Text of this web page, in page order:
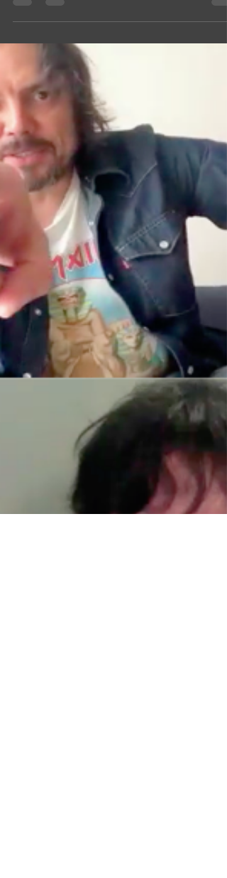
musical, audiovisual,
editorial y escénica en el
marco de Encuentro
Multiversos-NGM
En términos llanos al tugurio se le conoce
como una vivienda pobre que bien puede
ser una casa, habitación o cuarto pequeño,
sucio, viejo y en malas condiciones. Del
mismo modo se le llega a definir siendo un
establecimiento con mala reputación,
generalmente un establecimiento
bar o antro descuidado, obscuro o
peligroso. En tanto, aquello que es
subterráneo se le ubica como aquello que
conjunta diversas expresiones artísticas,
predominantemente juveniles ajenas a l